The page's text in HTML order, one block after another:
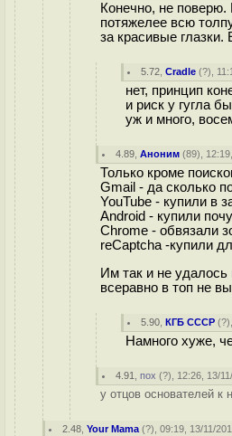
Конечно, не поверю.
потяжелее всю
за красивые
5.72 ,Cradle (?),
нет, принцип
и риск у гугла
уж и много,
4.89 ,Аноним (89),
Только кроме
Gmail - да сколько
YouTube - купили в
Android - купили
Chrome - обвязали
reCaptcha -купили
Им так и не удалось
всеравно в топ не
5.90 ,КГБ СССР (?
Намного хуже,
4.91 ,пох (?), 12:26, 13/
у отцов основателей к
2.48 ,Your Mama (?), 09:19, 13/11/